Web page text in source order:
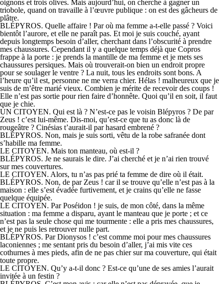
oignons et trois olives. Mais aujourd’hui, on cherche à gagner un
triobole, quand on travaille à l’œuvre publique : on est des gâcheurs de
plâtre.
BLÉPYROS. Quelle affaire ! Par où ma femme a-t-elle passé ? Voici
bientôt l’aurore, et elle ne paraît pas. Et moi je suis couché, ayant
depuis longtemps besoin d’aller, cherchant dans l’obscurité à prendre
mes chaussures. Cependant il y a quelque temps déjà que Copros
frappe à la porte : je prends la mantille de ma femme et je mets ses
chaussures persiques. Mais où trouverait-on bien un endroit propre
pour se soulager le ventre ? La nuit, tous les endroits sont bons. A
l’heure qu’il est, personne ne me verra chier. Hélas ! malheureux que je
suis de m’être marié vieux. Combien je mérite de recevoir des coups !
Elle n’est pas sortie pour rien faire d’honnête. Quoi qu’il en soit, il faut
que je chie.
UN CITOYEN. Qui est là ? N’est-ce pas le voisin Blépyros ? De par
Zeus ! c’est lui-même. Dis-moi, qu’est-ce que tu as donc là de
rougeâtre ? Cinésias t’aurait-il par hasard embrené ?
BLÉPYROS. Non, mais je suis sorti, vêtu de la robe safranée dont
s’habille ma femme.
LE CITOYEN. Mais ton manteau, où est-il ?
BLÉPYROS. Je ne saurais le dire. J’ai cherché et je n’ai rien trouvé
sur mes couvertures.
LE CITOYEN. Alors, tu n’as pas prié ta femme de dire où il était.
BLÉPYROS. Non, de par Zeus ! car il se trouve qu’elle n’est pas à la
maison : elle s’est évadée furtivement, et je crains qu’elle ne fasse
quelque équipée.
LE CITOYEN. Par Poséidon ! je suis, de mon côté, dans la même
situation : ma femme a disparu, ayant le manteau que je porte ; et ce
n’est pas la seule chose qui me tourmente : elle a pris mes chaussures,
et je ne puis les retrouver nulle part.
BLÉPYROS. Par Dionysos ! c’est comme moi pour mes chaussures
laconiennes ; me sentant pris du besoin d’aller, j’ai mis vite ces
cothurnes à mes pieds, afin de ne pas chier sur ma couverture, qui était
toute propre.
LE CITOYEN. Qu’y a-t-il donc ? Est-ce qu’une de ses amies l’aurait
invitée à un festin ?